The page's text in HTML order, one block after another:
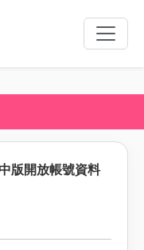
Toggle
版開放帳號資料